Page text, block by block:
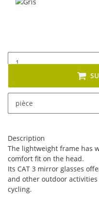
pièce
Cet article se décline en
sélectionner la variante de
Description
The lightweight frame has
comfort fit on the head.
Its CAT 3 mirror glasses
and other outdoor
cycling.